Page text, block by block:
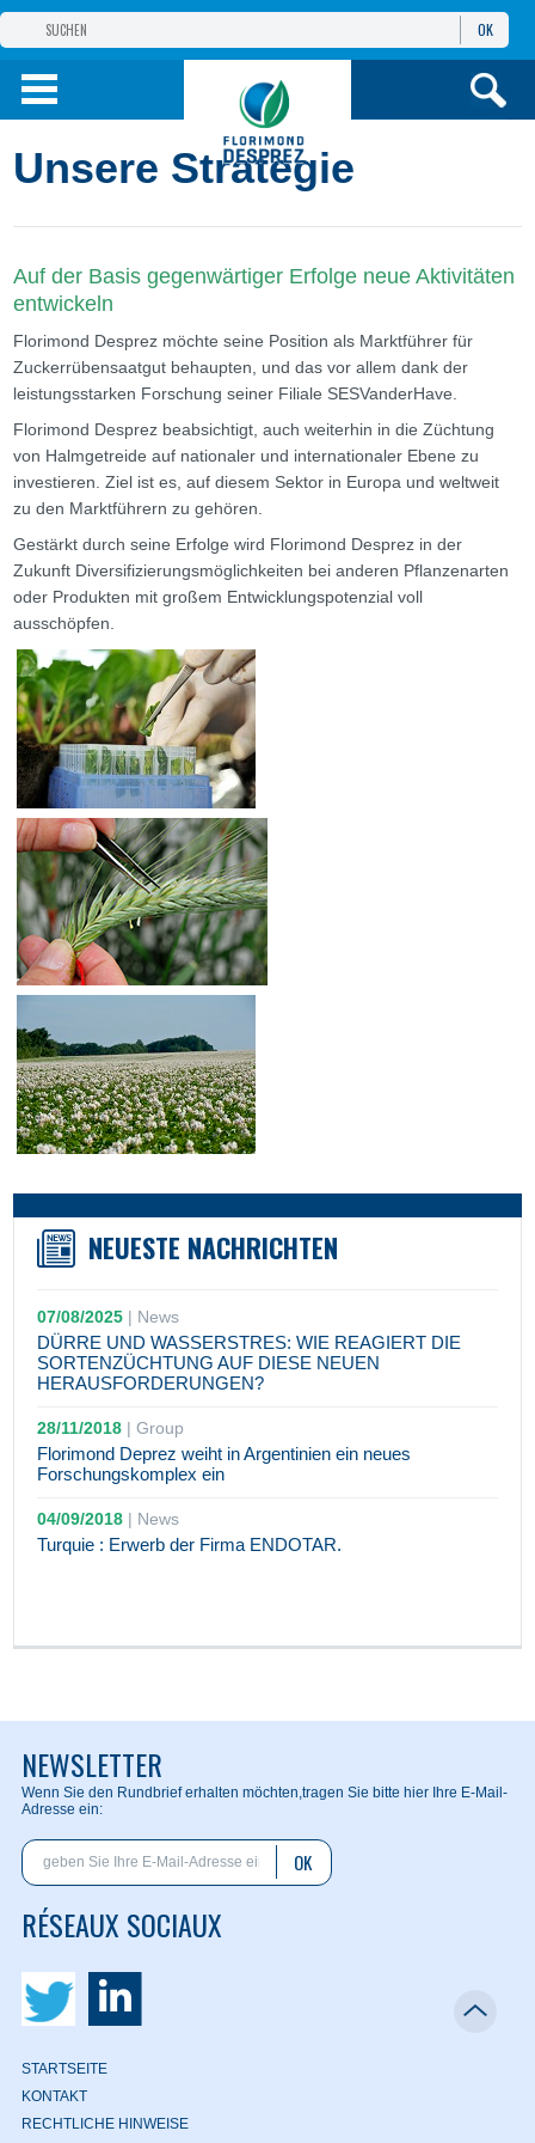
GRUPPE
PRODUKTE
OK
Unsere Strategie
Auf der Basis gegenwärtiger Erfolge neue Aktivitäten
entwickeln
Florimond Desprez möchte seine Position als Marktführer für
Zuckerrübensaatgut behaupten, und das vor allem dank der
leistungsstarken Forschung seiner Filiale SESVanderHave.
Florimond Desprez beabsichtigt, auch weiterhin in die Züchtung
von Halmgetreide auf nationaler und internationaler Ebene zu
investieren. Ziel ist es, auf diesem Sektor in Europa und weltweit
zu den Marktführern zu gehören.
Gestärkt durch seine Erfolge wird Florimond Desprez in der
Zukunft Diversifizierungsmöglichkeiten bei anderen Pflanzenarten
oder Produkten mit großem Entwicklungspotenzial voll
ausschöpfen.
NEUESTE NACHRICHTEN
07/08/2025 | News
DÜRRE UND WASSERSTRES: WIE REAGIERT DIE
SORTENZÜCHTUNG AUF DIESE NEUEN
HERAUSFORDERUNGEN?
28/11/2018 |Group
Florimond Deprez weiht in Argentinien ein neues
Forschungskomplex ein
04/09/2018 | News
Turquie : Erwerb der Firma ENDOTAR.
NEWSLETTER
Wenn Sie den Rundbrief erhalten möchten,tragen Sie bitte hier Ihre E-Mail-
Adresse ein:
OK
RÉSEAUX SOCIAUX
STARTSEITE
KONTAKT
RECHTLICHE HINWEISE